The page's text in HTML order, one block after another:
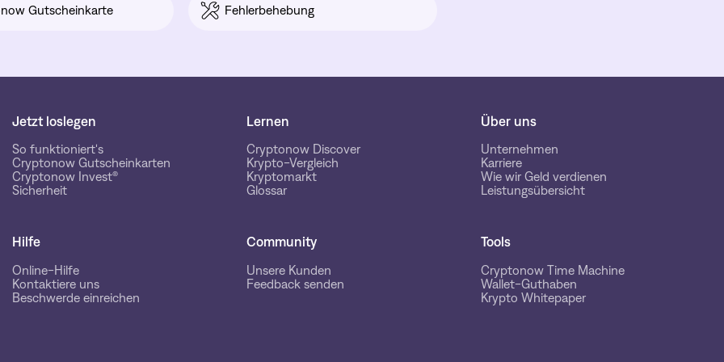
Gutscheinkarte Fehlerbehebung
Jetzt loslegen
So funktioniert's
Cryptonow Gutscheinkarten
Cryptonow Invest®
Sicherheit
Lernen
Cryptonow Discover
Krypto-Vergleich
Kryptomarkt
Glossar
Über uns
Unternehmen
Karriere
Wie wir Geld verdienen
Leistungsübersicht
Hilfe
Online-Hilfe
Kontaktiere uns
Beschwerde einreichen
Community
Unsere Kunden
Feedback senden
Tools
Cryptonow Time Machine
Wallet-Guthaben
Krypto Whitepaper